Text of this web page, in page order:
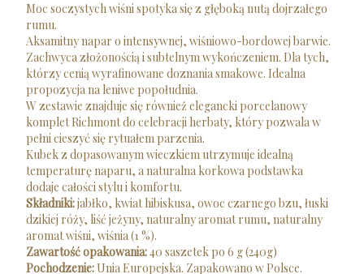
Moc soczystych wiśni spotyka się z głęboką nutą dojrzałego
rumu.
Aksamitny napar o intensywnej, wiśniowo-bordowej barwie.
Zachwyca złożonością i subtelnym wykończeniem. Dla tych,
którzy cenią wyrafinowane doznania smakowe. Idealna
propozycja na leniwe popołudnia.
W zestawie znajduje się również elegancki porcelanowy
komplet Richmont do celebracji herbaty, który pozwala w
pełni cieszyć się rytuałem parzenia.
Kubek z dopasowanym wieczkiem utrzymuje idealną
temperaturę naparu, a naturalna korkowa podstawka
dodaje całości stylu i komfortu.
Składniki:jabłko, kwiat hibiskusa, owoc czarnego bzu, łuski
dzikiej róży, liść jeżyny, naturalny aromat rumu, naturalny
aromat wiśni, wiśnia (1 %).
Zawartość opakowania:40 saszetek po 6 g (240g)
Pochodzenie: Unia Europejska. Zapakowano w Polsce.